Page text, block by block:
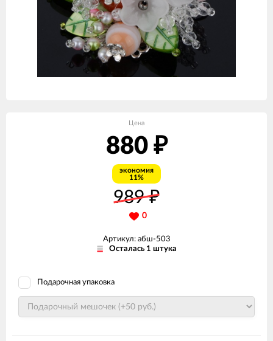
Цена
880 ₽
экономия
11%
989₽
0
Артикул: абш-503
Осталась 1 штука
Подарочная упаковка